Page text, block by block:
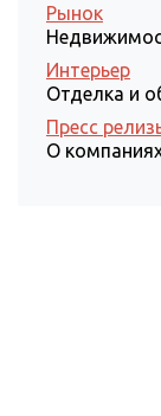
Рынок
Интерьер
Отделка и
Пресс
О